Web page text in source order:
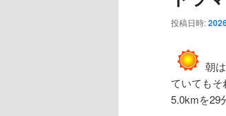
投稿日時:
朝
ていてもそ
5.0kmを29